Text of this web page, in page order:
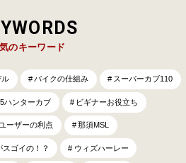
のキーワード
ル バイクの仕組み スーパーカブ110
ハンターカブ ビギナーお役立ち
ーザーの利点 那須MSL
ゴイの！？ ウィズハーレー